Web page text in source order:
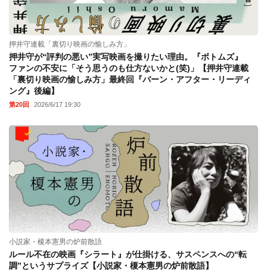
押井守連載「裏切り映画の愉しみ方」
押井守が“評判の悪い”実写映画を撮りたい理由。『ボトムズ』
ファンの不安に「そう思うのも仕方ないかと(笑)」【押井守連載
「裏切り映画の愉しみ方」最終回『バーン・アフター・リーディ
ング』後編】
第20回 2026/6/17 19:30
小説家・榎本憲男の炉前散語
ルール不在の映画『シラート』が仕掛ける、サスペンスへの“転
調”というサプライズ【小説家・榎本憲男の炉前散語】